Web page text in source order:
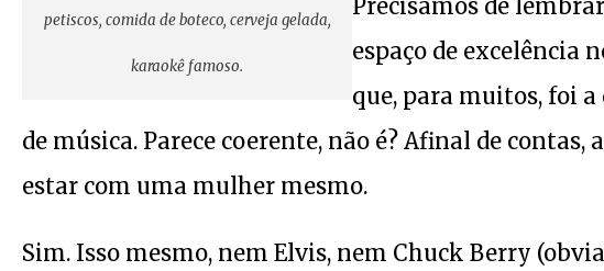
petiscos, comida de boteco, cerveja gelada,
karaokê famoso.
Precisamos de
espaço de excelência
que, para muitos, foi
de música. Parece coerente, não é? Afinal de
estar com uma mulher mesmo.
Sim. Isso mesmo, nem Elvis, nem Chuck Berry